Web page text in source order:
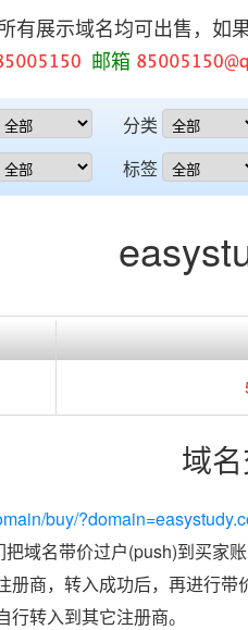
有展示域名均可出售，如
邮箱
分类
标签
域
buy/
域名带价过户(push)到买家
商，转入成功后，再进行带
转入到其它注册商。